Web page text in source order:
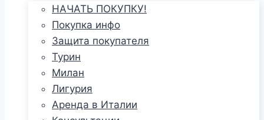
НАЧАТЬ ПОКУПКУ!
Покупка инфо
Защита покупателя
Турин
Милан
Лигурия
Аренда в Италии